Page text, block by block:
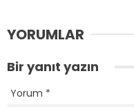
YORUMLAR
Bir yanıt yazın
Yorum *